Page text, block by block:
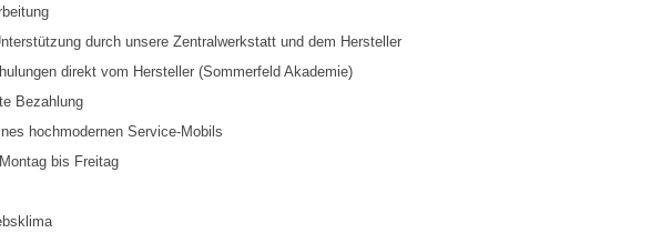
durch unsere Zentralwerkstatt und dem Hersteller
direkt vom Hersteller (Sommerfeld Akademie)
Bezahlung
hochmodernen Service-Mobils
bis Freitag